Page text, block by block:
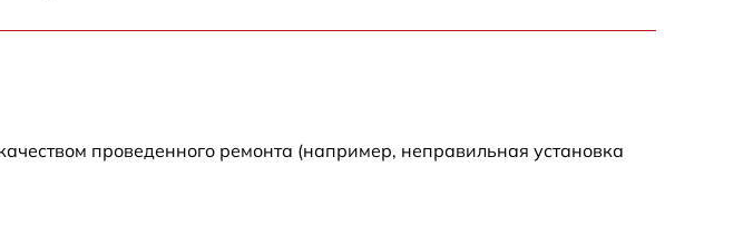
проведенного ремонта (например, неправильная установка